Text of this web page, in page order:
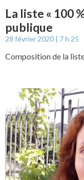
La liste « 100
publique
28 février 2020 7 h 25
Composition de la